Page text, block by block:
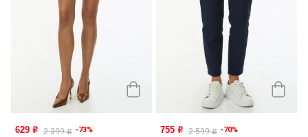
629 o 2 399o -73% 755 o 2 599o -70%